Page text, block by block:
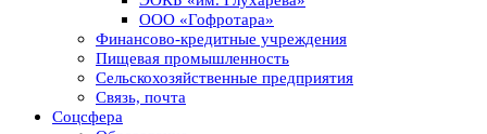
ООО «Гофротара»
Финансово-кредитные учреждения
Пищевая промышленность
Сельскохозяйственные предприятия
Связь, почта
Соцсфера